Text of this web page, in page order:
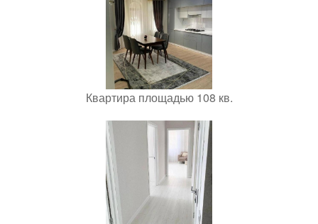
Квартира площадью 108 кв.